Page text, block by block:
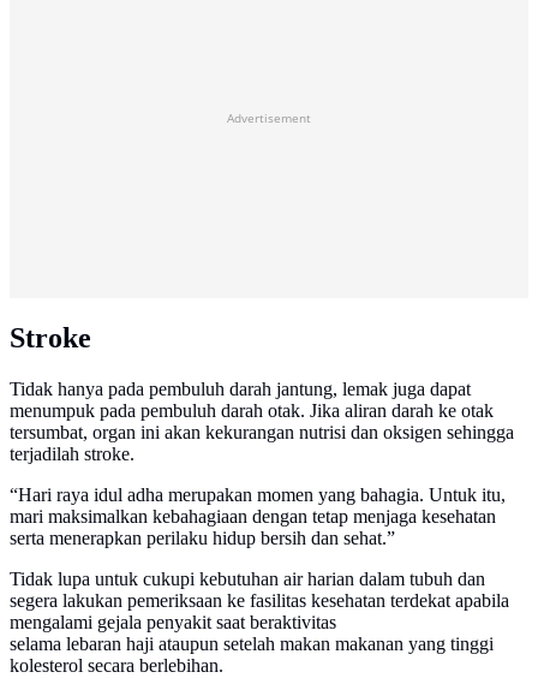
Advertisement
Stroke
Tidak hanya pada pembuluh darah jantung, lemak juga dapat
menumpuk pada pembuluh darah otak. Jika aliran darah ke otak
tersumbat, organ ini akan kekurangan nutrisi dan oksigen sehingga
terjadilah stroke.
“Hari raya idul adha merupakan momen yang bahagia. Untuk itu,
mari maksimalkan kebahagiaan dengan tetap menjaga kesehatan
serta menerapkan perilaku hidup bersih dan sehat.”
Tidak lupa untuk cukupi kebutuhan air harian dalam tubuh dan
segera lakukan pemeriksaan ke fasilitas kesehatan terdekat apabila
mengalami gejala penyakit saat beraktivitas
selama lebaran haji ataupun setelah makan makanan yang tinggi
kolesterol secara berlebihan.